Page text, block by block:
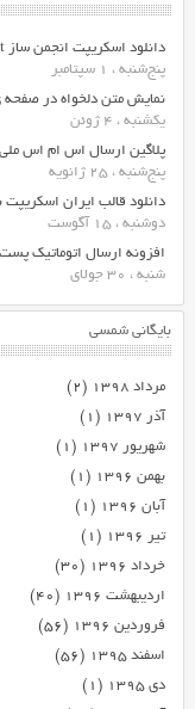
دانلود اسکریپت انجمن ساز Easy Forum Script
پنج‌شنبه ، 1 سپتامبر
نمایش متن دلخواه در
یکشنبه ، 4 ژوئن
پلاگین ارسال اس ام اس
پنج‌شنبه ، 25 ژانویه
دانلود قالب ایران
دوشنبه ، 15 آگوست
افزونه ارسال اتوماتیک
شنبه ، 30 جولای
بایگانی شمسی
مرداد ۱۳۹۸
(۲)
آذر ۱۳۹۷
(۱)
شهریور ۱۳۹۷
(۱)
بهمن ۱۳۹۶
(۱)
آبان ۱۳۹۶
(۱)
تیر ۱۳۹۶
(۱)
خرداد ۱۳۹۶
(۳۰)
اردیبهشت ۱۳۹۶
(۴۰)
فروردین ۱۳۹۶
(۵۶)
اسفند ۱۳۹۵
(۵۶)
دی ۱۳۹۵
(۱)